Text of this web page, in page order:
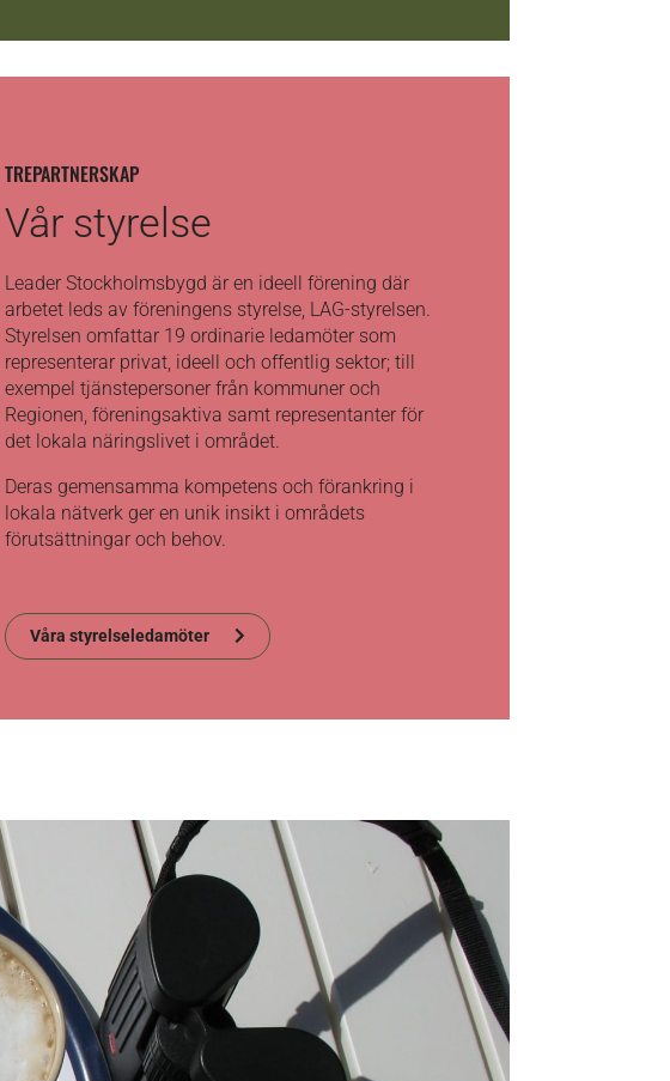
TREPARTNERSKAP
Vår styrelse
Leader Stockholmsbygd är en ideell förening där
arbetet leds av föreningens styrelse, LAG-styrelsen.
Styrelsen omfattar 19 ordinarie ledamöter som
representerar privat, ideell och offentlig sektor; till
exempel tjänstepersoner från kommuner och
Regionen, föreningsaktiva samt representanter för
det lokala näringslivet i området.
Deras gemensamma kompetens och förankring i
lokala nätverk ger en unik insikt i områdets
förutsättningar och behov.
Våra styrelseledamöter